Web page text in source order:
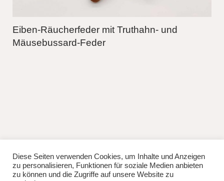
Eiben-Räucherfeder mit Truthahn- und
Mäusebussard-Feder
fb instag
© 2026Lisa Manhuru. Powered byWordPress
Theme: Weta vonElmastudio.
Diese Seiten verwenden Cookies, um Inhalte und Anzeigen
zu personalisieren, Funktionen für soziale Medien anbieten
zu können und die Zugriffe auf unsere Website zu